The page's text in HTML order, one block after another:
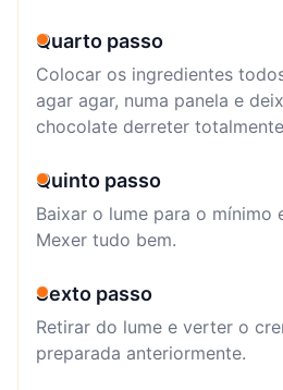
Quarto passo
Colocar os ingredientes
agar agar, numa panela e
chocolate derreter
Quinto passo
Baixar o lume para o mínimo
Mexer tudo bem.
Sexto passo
Retirar do lume e verter o
preparada anteriormente.